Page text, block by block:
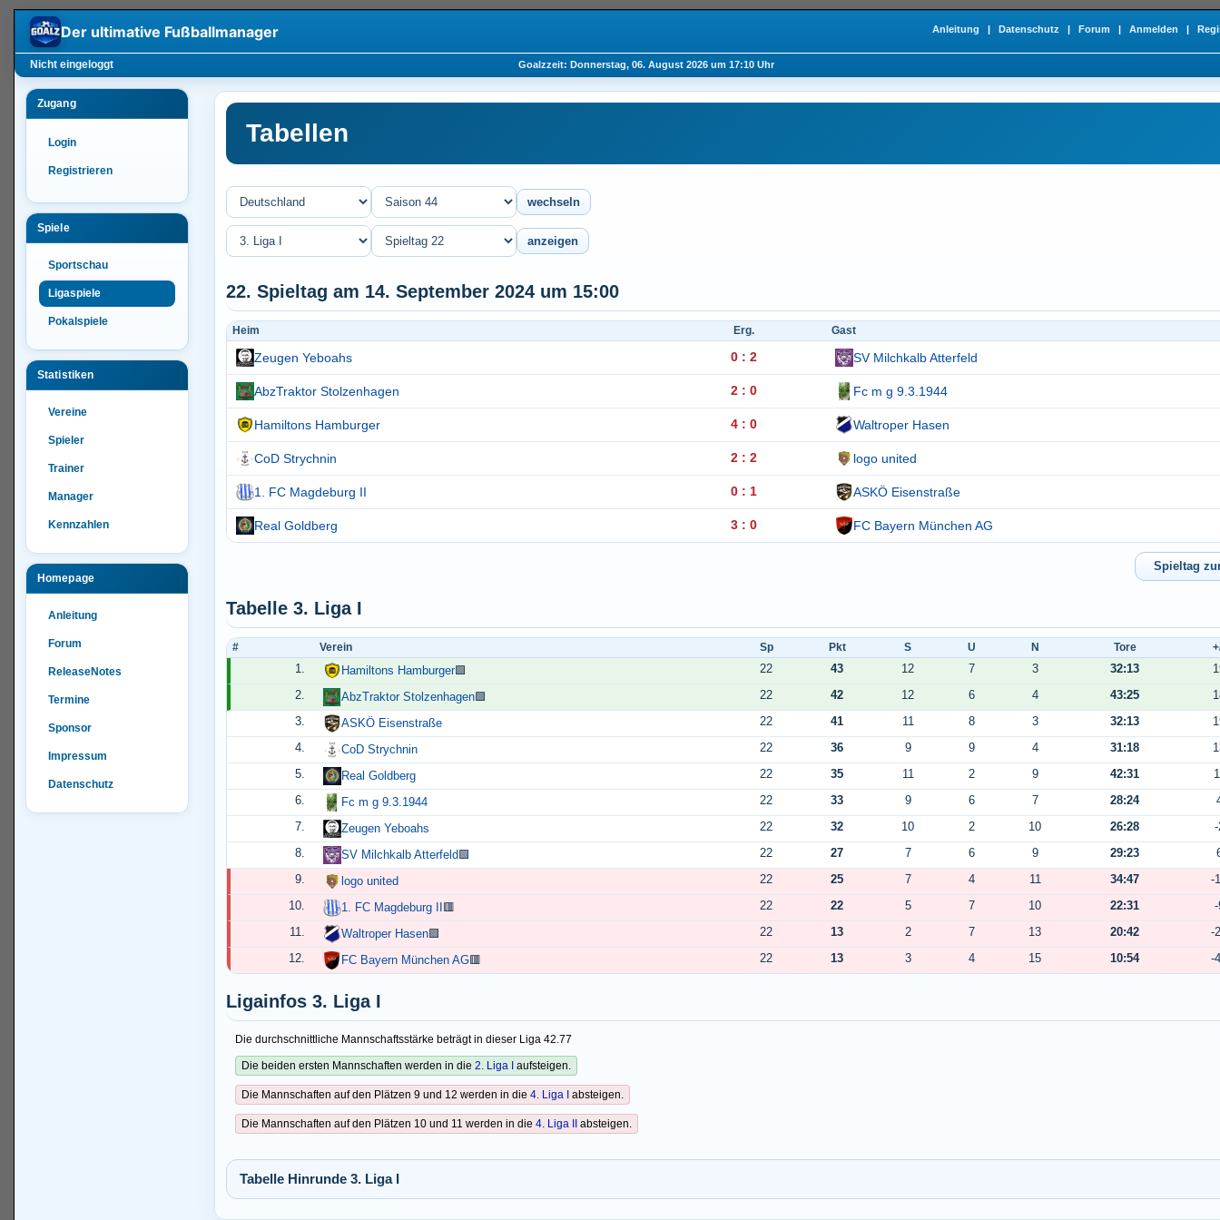
Der ultimative Fußballmanager
Nicht eingeloggt Goalzzeit: Donnerstag, 06. August 2026 um 17:10 Uhr
Anleitung | Datenschutz | Forum | Anmelden |
Zugang
Login
Registrieren
Spiele
Sportschau
Ligaspiele
Pokalspiele
Statistiken
Vereine
Spieler
Trainer
Manager
Kennzahlen
Homepage
Anleitung
Forum
ReleaseNotes
Termine
Sponsor
Impressum
Datenschutz
Tabellen
22. Spieltag am 14. September 2024 um 15:00
Heim Erg. Gast
Zeugen Yeboahs 0 : 2 SV Milchkalb Atterfeld
AbzTraktor Stolzenhagen 2 : 0 Fc m g 9.3.1944
Hamiltons Hamburger 4 : 0 Waltroper Hasen
CoD Strychnin 2 : 2 logo united
1. FC Magdeburg II 0 : 1 ASKÖ Eisenstraße
Real Goldberg 3 : 0 FC Bayern München AG
Tabelle 3. Liga I
# Verein Sp Pkt S U N Tore
1. Hamiltons Hamburger🟩 22 43 12 7 3 32:13
2.
AbzTraktor Stolzenhagen🟩 22 42 12 6 4 43:25
3.
ASKÖ Eisenstraße 22 41 11 8 3 32:13
4.
CoD Strychnin 22 36 9 9 4 31:18
5.
Real Goldberg 22 35 11 2 9 42:31
6.
Fc m g 9.3.1944 22 33 9 6 7 28:24
7.
Zeugen Yeboahs 22 32 10 2 10 26:28
8.
SV Milchkalb Atterfeld🟩 22 27 7 6 9 29:23
9.
logo united 22 25 7 4 11 34:47
-
10.
1. FC Magdeburg II 🟥 22 22 5 7 10 22:31
11.
Waltroper Hasen🟩 22 13 2 7 13 20:42
-
12.
FC Bayern München AG🟥 22 13 3 4 15 10:54 -
Ligainfos 3. Liga I
Die durchschnittliche Mannschaftsstärke beträgt in dieser Liga 42.77
Die beiden ersten Mannschaften werden in die 2. Liga I aufsteigen.
Die Mannschaften auf den Plätzen 9 und 12 werden in die 4. Liga I absteigen.
Die Mannschaften auf den Plätzen 10 und 11 werden in die 4. Liga II absteigen.
Tabelle Hinrunde 3. Liga I